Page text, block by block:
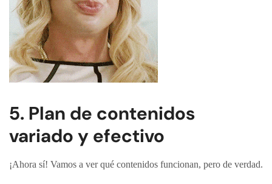
5. Plan de contenidos
variado y efectivo
¡Ahora sí! Vamos a ver qué contenidos funcionan, pero de verdad.